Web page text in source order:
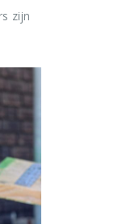
zijn